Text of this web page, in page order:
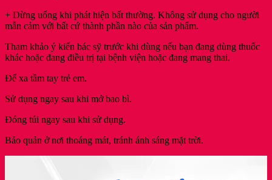
+ Dừng uống khi phát hiện bất thường. Không sử dụng cho người
mẫn cảm với bất cứ thành phần nào của sản phẩm.
Tham khảo ý kiến bác sỹ trước khi dùng nếu bạn đang dùng thuốc
khác hoặc đang điều trị tại bệnh viện hoặc đang mang thai.
Để xa tầm tay trẻ em.
Sử dụng ngay sau khi mở bao bì.
Đóng túi ngay sau khi sử dụng.
Bảo quản ở nơi thoáng mát, tránh ánh sáng mặt trời.